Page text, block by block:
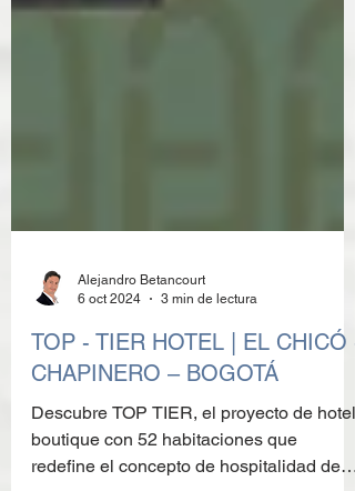
6 oct 2024
3 min de lectura
TOP - TIER HOTEL | EL CHICÓ -
CHAPINERO – BOGOTÁ
Descubre TOP TIER, el proyecto de hotel
boutique con 52 habitaciones que